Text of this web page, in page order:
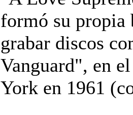
formó su propia
grabar discos
Vanguard", en
York en 1961